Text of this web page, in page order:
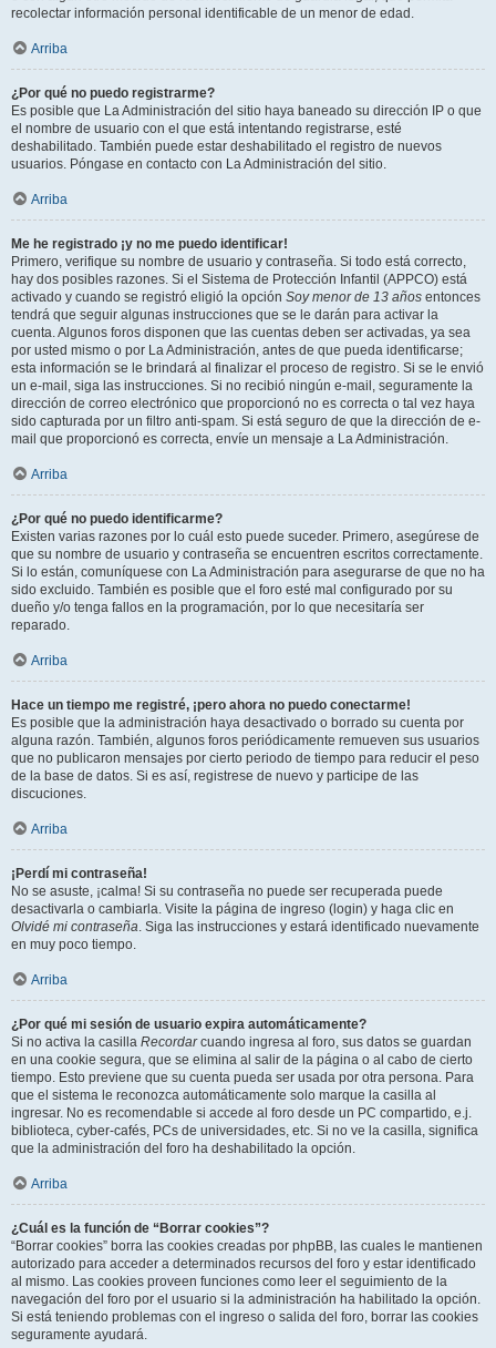
recolectar información personal identificable de un menor de edad.
Arriba
¿Por qué no puedo registrarme?
Es posible que La Administración del sitio haya baneado su dirección IP o que
el nombre de usuario con el que está intentando registrarse, esté
deshabilitado. También puede estar deshabilitado el registro de nuevos
usuarios. Póngase en contacto con La Administración del sitio.
Arriba
Me he registrado ¡y no me puedo identificar!
Primero, verifique su nombre de usuario y contraseña. Si todo está correcto,
hay dos posibles razones. Si el Sistema de Protección Infantil (APPCO) está
activado y cuando se registró eligió la opción Soy menor de 13 años entonces
tendrá que seguir algunas instrucciones que se le darán para activar la
cuenta. Algunos foros disponen que las cuentas deben ser activadas, ya sea
por usted mismo o por La Administración, antes de que pueda identificarse;
esta información se le brindará al finalizar el proceso de registro. Si se le envió
un e-mail, siga las instrucciones. Si no recibió ningún e-mail, seguramente la
dirección de correo electrónico que proporcionó no es correcta o tal vez haya
sido capturada por un filtro anti-spam. Si está seguro de que la dirección de e-
mail que proporcionó es correcta, envíe un mensaje a La Administración.
Arriba
¿Por qué no puedo identificarme?
Existen varias razones por lo cuál esto puede suceder. Primero, asegúrese de
que su nombre de usuario y contraseña se encuentren escritos correctamente.
Si lo están, comuníquese con La Administración para asegurarse de que no ha
sido excluido. También es posible que el foro esté mal configurado por su
dueño y/o tenga fallos en la programación, por lo que necesitaría ser
reparado.
Arriba
Hace un tiempo me registré, ¡pero ahora no puedo conectarme!
Es posible que la administración haya desactivado o borrado su cuenta por
alguna razón. También, algunos foros periódicamente remueven sus usuarios
que no publicaron mensajes por cierto periodo de tiempo para reducir el peso
de la base de datos. Si es así, registrese de nuevo y participe de las
discuciones.
Arriba
¡Perdí mi contraseña!
No se asuste, ¡calma! Si su contraseña no puede ser recuperada puede
desactivarla o cambiarla. Visite la página de ingreso (login) y haga clic en
Olvidé mi contraseña. Siga las instrucciones y estará identificado nuevamente
en muy poco tiempo.
Arriba
¿Por qué mi sesión de usuario expira automáticamente?
Si no activa la casilla Recordarcuando ingresa al foro, sus datos se guardan
en una cookie segura, que se elimina al salir de la página o al cabo de cierto
tiempo. Esto previene que su cuenta pueda ser usada por otra persona. Para
que el sistema le reconozca automáticamente solo marque la casilla al
ingresar. No es recomendable si accede al foro desde un PC compartido, e.j.
biblioteca, cyber-cafés, PCs de universidades, etc. Si no ve la casilla, significa
que la administración del foro ha deshabilitado la opción.
Arriba
¿Cuál es la función de “Borrar cookies”?
“Borrar cookies” borra las cookies creadas por phpBB, las cuales le mantienen
autorizado para acceder a determinados recursos del foro y estar identificado
al mismo. Las cookies proveen funciones como leer el seguimiento de la
navegación del foro por el usuario si la administración ha habilitado la opción.
Si está teniendo problemas con el ingreso o salida del foro, borrar las cookies
seguramente ayudará.